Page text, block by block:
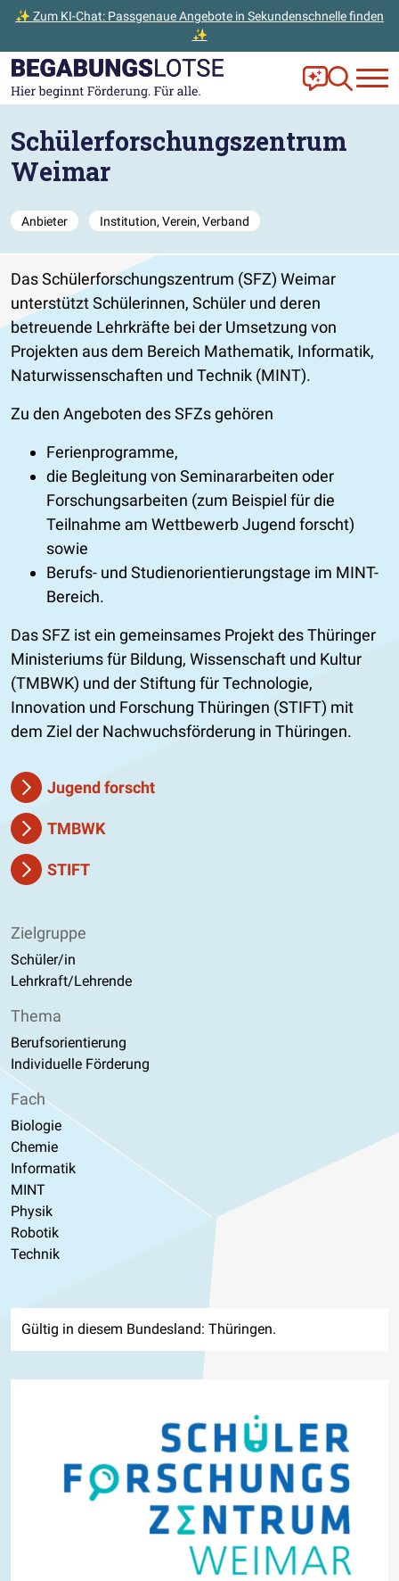
✨ Zum KI-Chat: Passgenaue Angebote in Sekundenschnelle finden
✨
Zum Hauptinhalt der Seite springen
Zur Startseite gehen Frag Ella!
Zur
Schülerforschungszentrum
Weimar
Anbieter Institution, Verein, Verband
Das Schülerforschungszentrum (SFZ) Weimar
unterstützt Schülerinnen, Schüler und deren
betreuende Lehrkräfte bei der Umsetzung von
Projekten aus dem Bereich Mathematik, Informatik,
Naturwissenschaften und Technik (MINT).
Zu den Angeboten des SFZs gehören
Ferienprogramme,
die Begleitung von Seminararbeiten oder
Forschungsarbeiten (zum Beispiel für die
Teilnahme am Wettbewerb Jugend forscht)
sowie
Berufs- und Studienorientierungstage im MINT-
Bereich.
Das SFZ ist ein gemeinsames Projekt des Thüringer
Ministeriums für Bildung, Wissenschaft und Kultur
(TMBWK) und der Stiftung für Technologie,
Innovation und Forschung Thüringen (STIFT) mit
dem Ziel der Nachwuchsförderung in Thüringen.
Jugend forscht
TMBWK
STIFT
Zielgruppe
Schüler/in
Lehrkraft/Lehrende
Thema
Berufsorientierung
Individuelle Förderung
Fach
Biologie
Chemie
Informatik
MINT
Physik
Robotik
Technik
Gültig in diesem Bundesland: Thüringen.